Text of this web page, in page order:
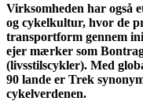
Virksomheden har også
og cykelkultur, hvor de
transportform gennem
ejer mærker som
(livsstilscykler). Med
90 lande er Trek
cykelverdenen.